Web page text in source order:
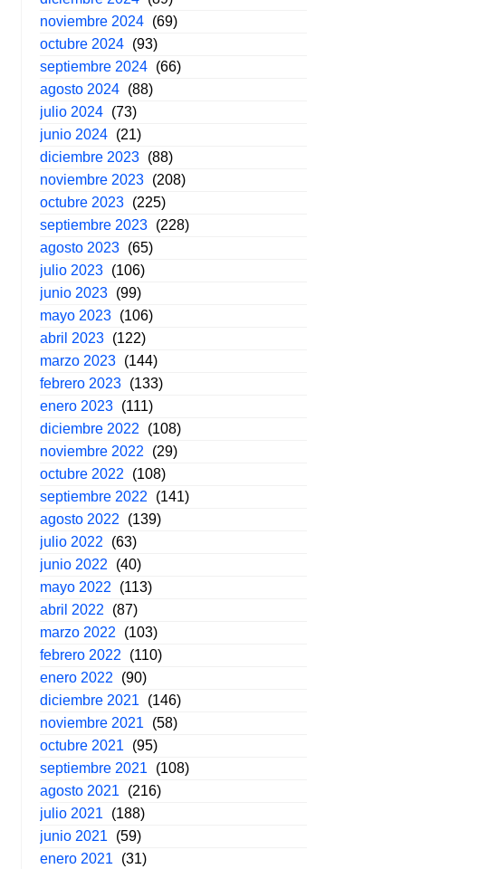
noviembre 2024 (69)
octubre 2024 (93)
septiembre 2024 (66)
agosto 2024 (88)
julio 2024 (73)
junio 2024 (21)
diciembre 2023 (88)
noviembre 2023 (208)
octubre 2023 (225)
septiembre 2023 (228)
agosto 2023 (65)
julio 2023 (106)
junio 2023 (99)
mayo 2023 (106)
abril 2023 (122)
marzo 2023 (144)
febrero 2023 (133)
enero 2023 (111)
diciembre 2022
(108)
noviembre 2022
(29)
octubre 2022
(108)
septiembre 2022
(141)
agosto 2022
(139)
julio 2022
(63)
junio 2022
(40)
mayo 2022
(113)
abril 2022
(87)
marzo 2022
(103)
febrero 2022
(110)
enero 2022
(90)
diciembre 2021
(146)
noviembre 2021
(58)
octubre 2021
(95)
septiembre 2021
(108)
agosto 2021
(216)
julio 2021
(188)
junio 2021
(59)
enero 2021
(31)